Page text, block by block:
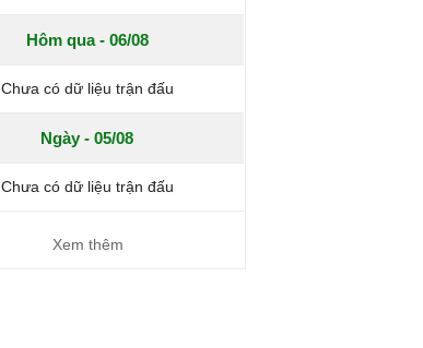
Hôm qua - 06/08
Chưa có dữ liệu trận đấu
Ngày - 05/08
Chưa có dữ liệu trận đấu
Xem thêm